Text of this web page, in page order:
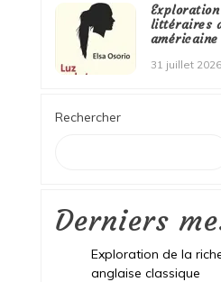
littéraires
américaine
31 juillet 2026
Rechercher
Derniers
Exploration de la
anglaise classique